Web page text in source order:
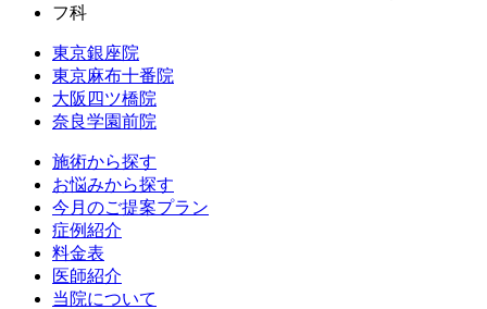
東京銀座院
東京麻布十番院
大阪四ツ橋院
奈良学園前院
施術から探す
お悩みから探す
今月のご提案プラン
症例紹介
料金表
医師紹介
当院について